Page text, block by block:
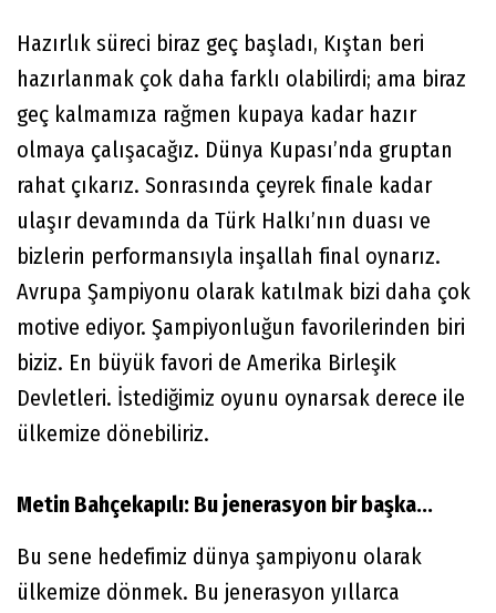
Hazırlık süreci biraz geç başladı, Kıştan beri
hazırlanmak çok daha farklı olabilirdi; ama biraz
geç kalmamıza rağmen kupaya kadar hazır
olmaya çalışacağız. Dünya Kupası’nda gruptan
rahat çıkarız. Sonrasında çeyrek finale kadar
ulaşır devamında da Türk Halkı’nın duası ve
bizlerin performansıyla inşallah final oynarız.
Avrupa Şampiyonu olarak katılmak bizi daha çok
motive ediyor. Şampiyonluğun favorilerinden biri
biziz. En büyük favori de Amerika Birleşik
Devletleri. İstediğimiz oyunu oynarsak derece ile
ülkemize dönebiliriz.
Metin Bahçekapılı: Bu jenerasyon bir başka...
Bu sene hedefimiz dünya şampiyonu olarak
ülkemize dönmek. Bu jenerasyon yıllarca